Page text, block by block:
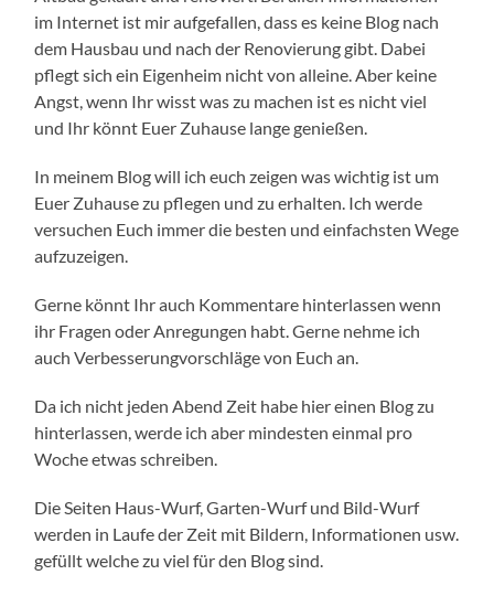
im Internet ist mir aufgefallen, dass es keine Blog nach
dem Hausbau und nach der Renovierung gibt. Dabei
pflegt sich ein Eigenheim nicht von alleine. Aber keine
Angst, wenn Ihr wisst was zu machen ist es nicht viel
und Ihr könnt Euer Zuhause lange genießen.
In meinem Blog will ich euch zeigen was wichtig ist um
Euer Zuhause zu pflegen und zu erhalten. Ich werde
versuchen Euch immer die besten und einfachsten Wege
aufzuzeigen.
Gerne könnt Ihr auch Kommentare hinterlassen wenn
ihr Fragen oder Anregungen habt. Gerne nehme ich
auch Verbesserungvorschläge von Euch an.
Da ich nicht jeden Abend Zeit habe hier einen Blog zu
hinterlassen, werde ich aber mindesten einmal pro
Woche etwas schreiben.
Die Seiten Haus-Wurf, Garten-Wurf und Bild-Wurf
werden in Laufe der Zeit mit Bildern, Informationen usw.
gefüllt welche zu viel für den Blog sind.